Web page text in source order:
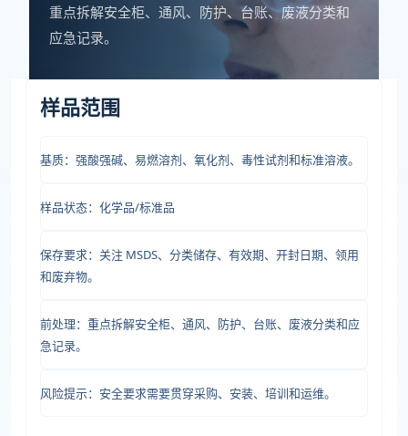
重点拆解安全柜、通风、防护、台账、废液分类和
应急记录。
样品范围
基质：强酸强碱、易燃溶剂、氧化剂、毒性试剂和标准溶液。
样品状态：化学品/标准品
保存要求：关注 MSDS、分类储存、有效期、开封日期、领用
和废弃物。
前处理：重点拆解安全柜、通风、防护、台账、废液分类和应
急记录。
风险提示：安全要求需要贯穿采购、安装、培训和运维。